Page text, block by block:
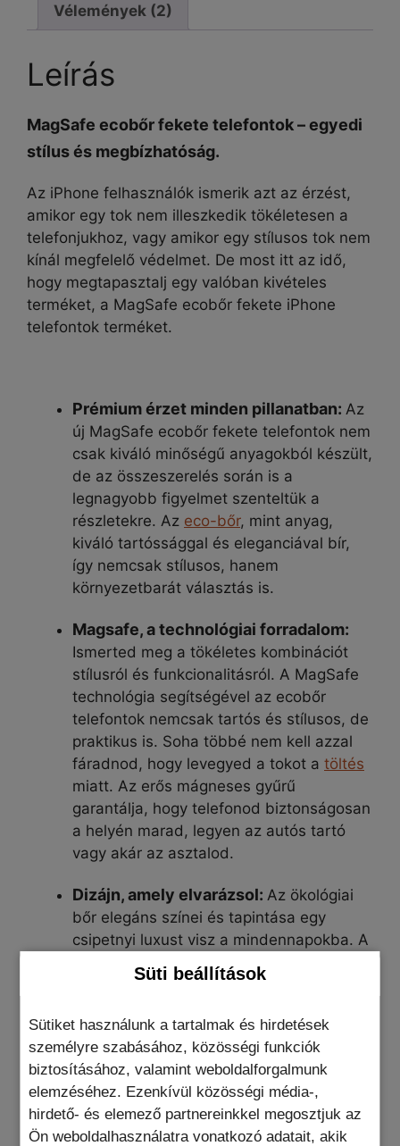
Süti beállítások
Sütiket használunk a tartalmak és hirdetések
személyre szabásához, közösségi funkciók
biztosításához, valamint weboldalforgalmunk
elemzéséhez. Ezenkívül közösségi média-,
hirdető- és elemező partnereinkkel megosztjuk az
Ön weboldalhasználatra vonatkozó adatait, akik
mennyiség
Vélemények (2)
Leírás
MagSafe ecobőr fekete telefontok – egyedi
stílus és megbízhatóság.
Az iPhone felhasználók ismerik azt az érzést,
amikor egy tok nem illeszkedik tökéletesen a
telefonjukhoz, vagy amikor egy stílusos tok nem
kínál megfelelő védelmet. De most itt az idő,
hogy megtapasztalj egy valóban kivételes
terméket, a MagSafe ecobőr fekete iPhone
telefontok terméket.
Prémium érzet minden pillanatban: Az
új MagSafe ecobőr fekete telefontok nem
csak kiváló minőségű anyagokból készült,
de az összeszerelés során is a
legnagyobb figyelmet szenteltük a
részletekre. Az eco-bőr, mint anyag,
kiváló tartóssággal és eleganciával bír,
így nemcsak stílusos, hanem
környezetbarát választás is.
Magsafe, a technológiai forradalom:
Ismerted meg a tökéletes kombinációt
stílusról és funkcionalitásról. A MagSafe
technológia segítségével az ecobőr
telefontok nemcsak tartós és stílusos, de
praktikus is. Soha többé nem kell azzal
fáradnod, hogy levegyed a tokot a töltés
miatt. Az erős mágneses gyűrű
garantálja, hogy telefonod biztonságosan
a helyén marad, legyen az autós tartó
vagy akár az asztalod.
Dizájn, amely elvarázsol: Az ökológiai
bőr elegáns színei és tapintása egy
csipetnyi luxust visz a mindennapokba. A
nemcsak széppé, hanem kényelmes
szeglet, minden illeszkedés pontosan
passzol a készülék borításához.
Megbízható védelem:Az élet tele van
meglepetésekkel, és bár sokuk kellemes,
néhányuk kevésbé az. De a MagSafe